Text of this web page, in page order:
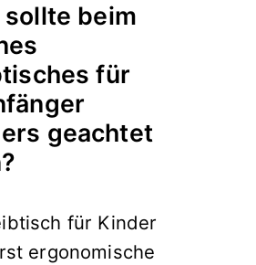
beim
für
geachtet
für Kinder
ergonomische